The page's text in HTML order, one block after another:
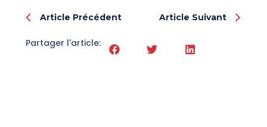
Article Précédent Article Suivant
Partager l'article: